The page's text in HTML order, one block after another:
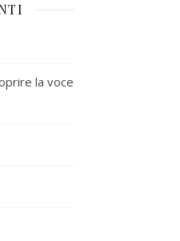
la voce